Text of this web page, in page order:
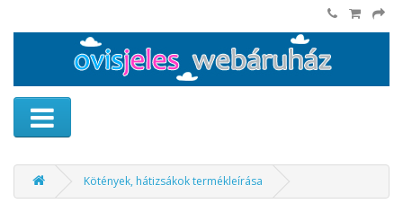
Kötények, hátizsákok termékleírása